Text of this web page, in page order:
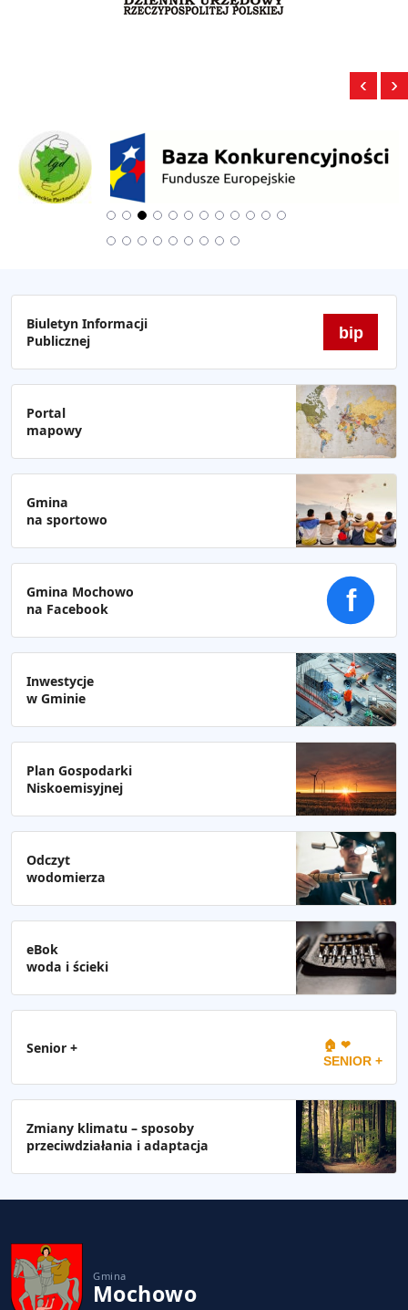
‹ ›
Biuletyn Informacji
Publicznej
bip
Portal
mapowy
Gmina
na sportowo
Gmina Mochowo
na Facebook
f
Inwestycje
w Gminie
Plan Gospodarki
Niskoemisyjnej
Odczyt
wodomierza
eBok
woda i ścieki
Senior + 🏠 ❤
SENIOR +
Zmiany klimatu – sposoby
przeciwdziałania i adaptacja
Gmina
Mochowo